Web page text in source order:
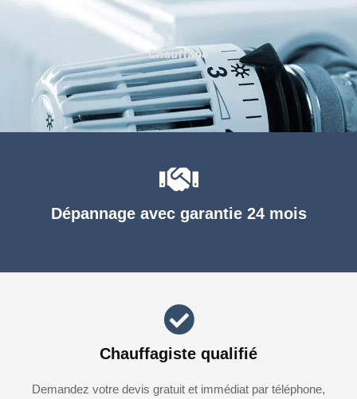
Dépannage avec garantie 24 mois
Chauffagiste qualifié
Demandez votre devis gratuit et immédiat par téléphone,
Chauffage